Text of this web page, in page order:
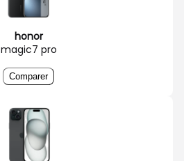
honor
magic7 pro
Comparer